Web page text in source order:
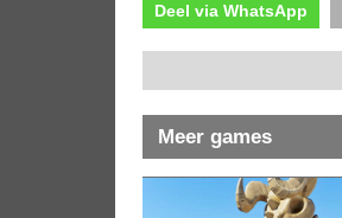
Deel via WhatsApp
Meer games